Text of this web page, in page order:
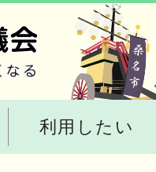
利用したい